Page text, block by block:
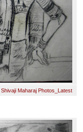
Shivaji Maharaj Photos_Latest